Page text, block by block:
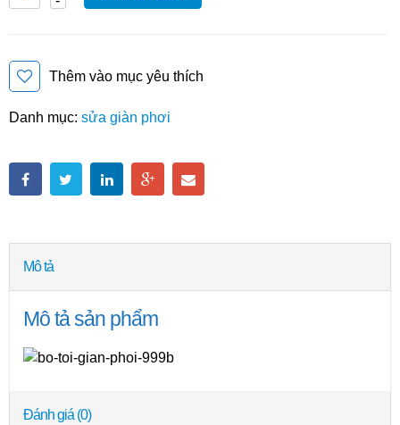
Thêm vào mục yêu thích
Danh mục: sửa giàn phơi
Mô tả
Mô tả sản phẩm
Đánh giá (0)